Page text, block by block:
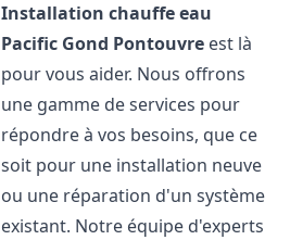
Installation chauffe eau
Pacific Gond Pontouvre est là
pour vous aider. Nous offrons
une gamme de services pour
répondre à vos besoins, que ce
soit pour une installation neuve
ou une réparation d'un système
existant. Notre équipe d'experts